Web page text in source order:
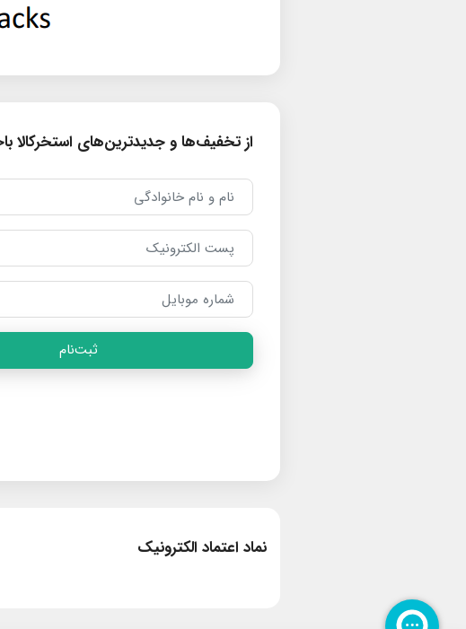
از تخفیف‌ها و جدیدترین‌های استخرکالا
ثبت‌نام
نماد اعتماد الکترونیک